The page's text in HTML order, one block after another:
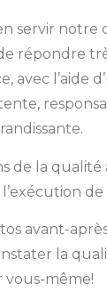
servir notre
répondre
avec l’aide
de la qualité
de
avant-
la
vous-même!